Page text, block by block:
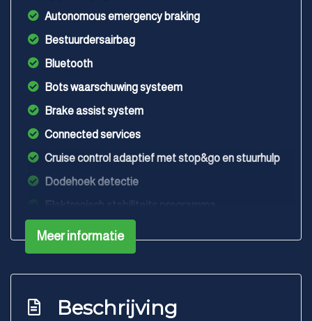
Autonomous emergency braking
Bestuurdersairbag
Bluetooth
Bots waarschuwing systeem
Brake assist system
Connected services
Cruise control adaptief met stop&go en stuurhulp
Dodehoek detectie
Elektronische remkrachtverdeling
Hoofd airbag(s) achter
Hoofd airbag(s) voor
Keyless start
Meer informatie
Beschrijving